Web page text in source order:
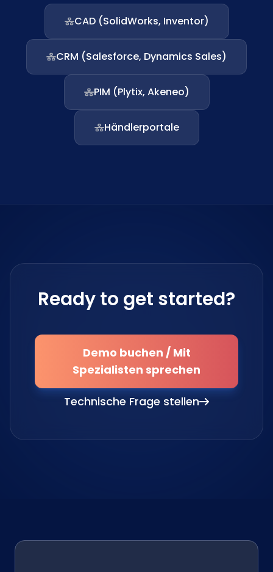
CAD (SolidWorks, Inventor)
CRM (Salesforce, Dynamics Sales)
PIM (Plytix, Akeneo)
Händlerportale
Ready to get started?
Demo buchen / Mit
Spezialisten sprechen
Technische Frage stellen